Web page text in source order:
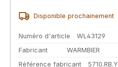
Disponible prochainement
Numéro d'article
WL43129
Fabricant
WARMBIER
Référence fabricant
5710.RB.Y